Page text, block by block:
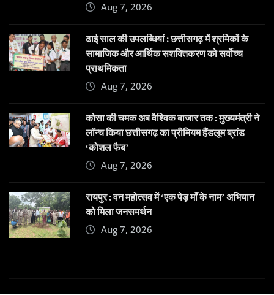
Aug 7, 2026
ढाई साल की उपलब्धियां : छत्तीसगढ़ में श्रमिकों के
सामाजिक और आर्थिक सशक्तिकरण को सर्वाेच्च
प्राथमिकता
Aug 7, 2026
कोसा की चमक अब वैश्विक बाजार तक : मुख्यमंत्री ने
लॉन्च किया छत्तीसगढ़ का प्रीमियम हैंडलूम ब्रांड
‘कोशल फैब’
Aug 7, 2026
रायपुर : वन महोत्सव में ‘एक पेड़ माँ के नाम’ अभियान
को मिला जनसमर्थन
Aug 7, 2026